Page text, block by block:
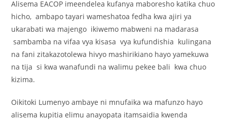
Alisema EACOP imeendelea kufanya maboresho katika chuo
hicho, ambapo tayari wameshatoa fedha kwa ajiri ya
ukarabati wa majengo ikiwemo mabweni na madarasa
sambamba na vifaa vya kisasa vya kufundishia kulingana
na fani zitakazotolewa hivyo mashirikiano hayo yamekuwa
na tija si kwa wanafundi na walimu pekee bali kwa chuo
kizima.
Oikitoki Lumenyo ambaye ni mnufaika wa mafunzo hayo
alisema kupitia elimu anayopata itamsaidia kwenda